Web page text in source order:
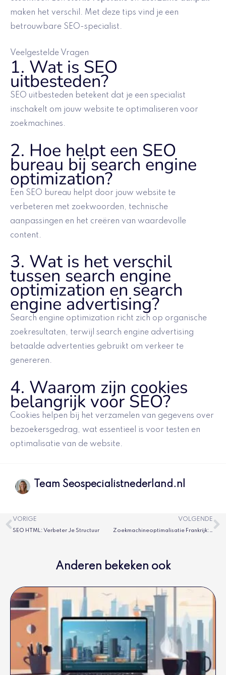
maken het verschil. Met deze tips vind je een
betrouwbare SEO-specialist.
Veelgestelde Vragen
1. Wat is SEO
uitbesteden?
SEO uitbesteden betekent dat je een specialist
inschakelt om jouw website te optimaliseren voor
zoekmachines.
2. Hoe helpt een SEO
bureau bij search engine
optimization?
Een SEO bureau helpt door jouw website te
verbeteren met zoekwoorden, technische
aanpassingen en het creëren van waardevolle
content.
3. Wat is het verschil
tussen search engine
optimization en search
engine advertising?
Search engine optimization richt zich op organische
zoekresultaten, terwijl search engine advertising
betaalde advertenties gebruikt om verkeer te
genereren.
4. Waarom zijn cookies
belangrijk voor SEO?
Cookies helpen bij het verzamelen van gegevens over
bezoekersgedrag, wat essentieel is voor testen en
optimalisatie van de website.
Team Seospecialistnederland.nl
Vorige
VORIGE
SEO HTML: Verbeter Je Structuur
VOLGENDE
Zoekmachineoptimalisatie Frankrijk: succes over grens
Anderen bekeken ook